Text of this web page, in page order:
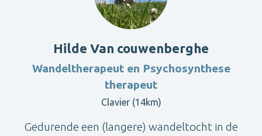
Hilde Van couwenberghe
Wandeltherapeut en Psychosynthese
therapeut
Clavier (14km)
Gedurende een (langere) wandeltocht in de